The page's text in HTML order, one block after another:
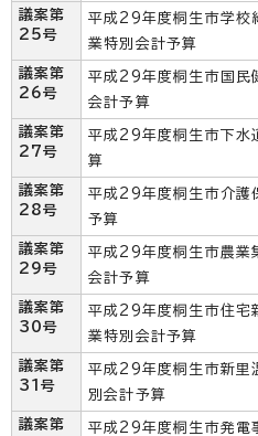
議案第
25号
平成29年度桐生市学校
業特別会計予算
議案第
26号
平成29年度桐生市国民
会計予算
議案第
27号
平成29年度桐生市下水
算
議案第
28号
平成29年度桐生市介護
予算
議案第
29号
平成29年度桐生市農業
会計予算
議案第
30号
平成29年度桐生市住宅
業特別会計予算
議案第
31号
平成29年度桐生市新里
別会計予算
議案第
平成29年度桐生市発電